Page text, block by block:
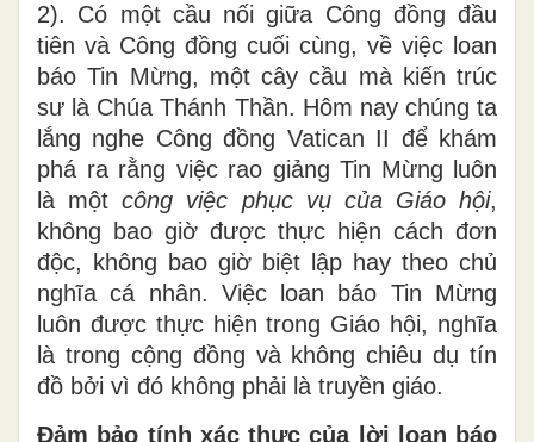
2). Có một cầu nối giữa Công đồng đầu
tiên và Công đồng cuối cùng, về việc loan
báo Tin Mừng, một cây cầu mà kiến ​​trúc
sư là Chúa Thánh Thần. Hôm nay chúng ta
lắng nghe Công đồng Vatican II để khám
phá ra rằng việc rao giảng Tin Mừng luôn
là mộtcông việc phục vụ của Giáo hội,
không bao giờ được thực hiện cách đơn
độc, không bao giờ biệt lập hay theo chủ
nghĩa cá nhân. Việc loan báo Tin Mừng
luôn được thực hiện trong Giáo hội, nghĩa
là trong cộng đồng và không chiêu dụ tín
đồ bởi vì đó không phải là truyền giáo.
Đảm bảo tính xác thực của lời loan báo